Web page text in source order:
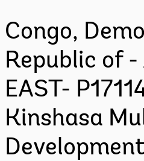
Congo,
Republic of -
EAST-
Kinshasa